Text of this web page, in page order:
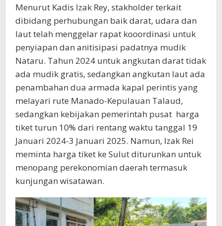
Menurut Kadis Izak Rey, stakholder terkait
dibidang perhubungan baik darat, udara dan
laut telah menggelar rapat kooordinasi untuk
penyiapan dan anitisipasi padatnya mudik
Nataru. Tahun 2024 untuk angkutan darat tidak
ada mudik gratis, sedangkan angkutan laut ada
penambahan dua armada kapal perintis yang
melayari rute Manado-Kepulauan Talaud,
sedangkan kebijakan pemerintah pusat harga
tiket turun 10% dari rentang waktu tanggal 19
Januari 2024-3 Januari 2025. Namun, Izak Rei
meminta harga tiket ke Sulut diturunkan untuk
menopang perekonomian daerah termasuk
kunjungan wisatawan.